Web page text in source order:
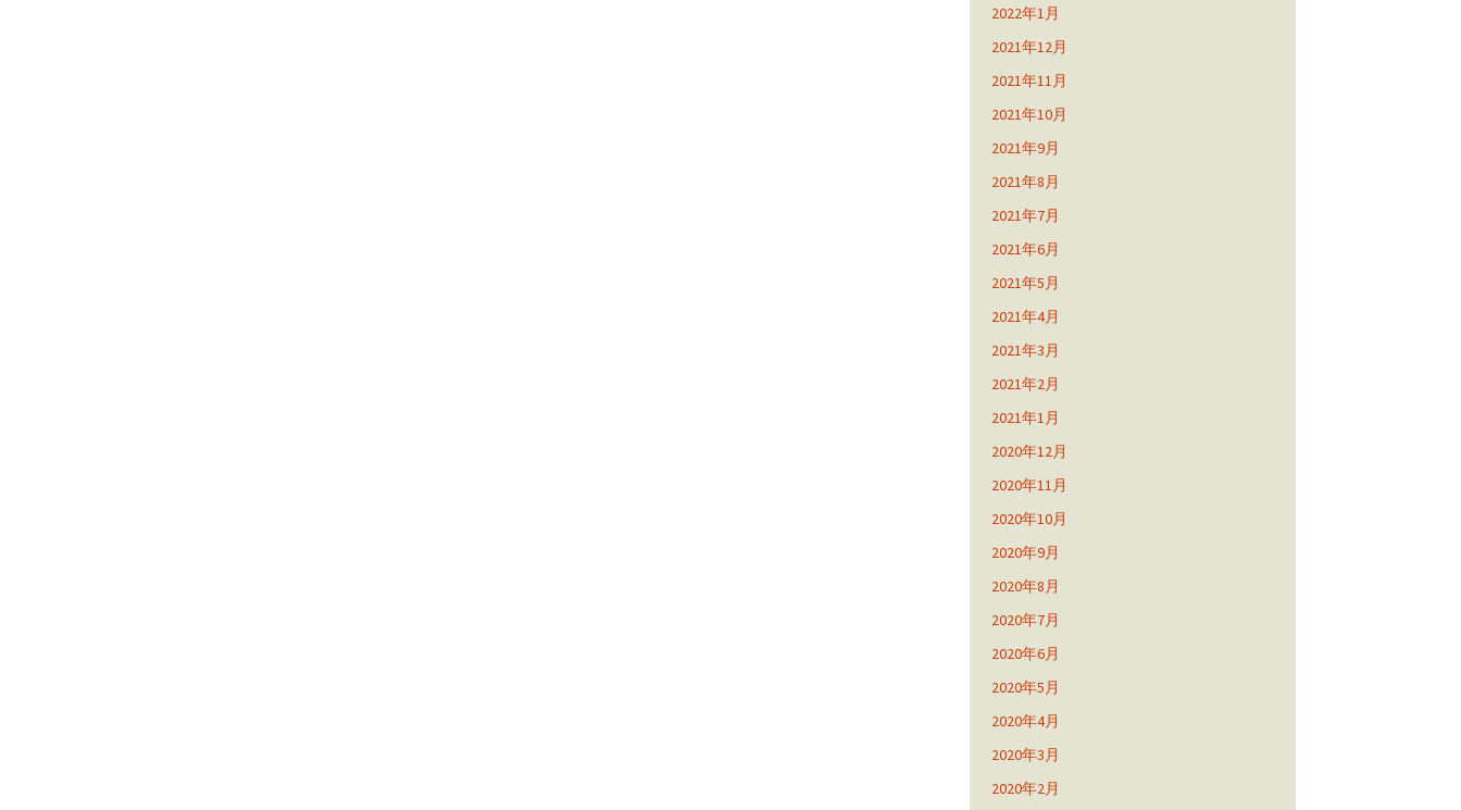
2022年1月
2021年12月
2021年11月
2021年10月
2021年9月
2021年8月
2021年7月
2021年6月
2021年5月
2021年4月
2021年3月
2021年2月
2021年1月
2020年12月
2020年11月
2020年10月
2020年9月
2020年8月
2020年7月
2020年6月
2020年5月
2020年4月
2020年3月
2020年2月